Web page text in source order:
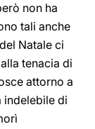
non ha
tali anche
Natale ci
tenacia di
attorno a
indelebile di